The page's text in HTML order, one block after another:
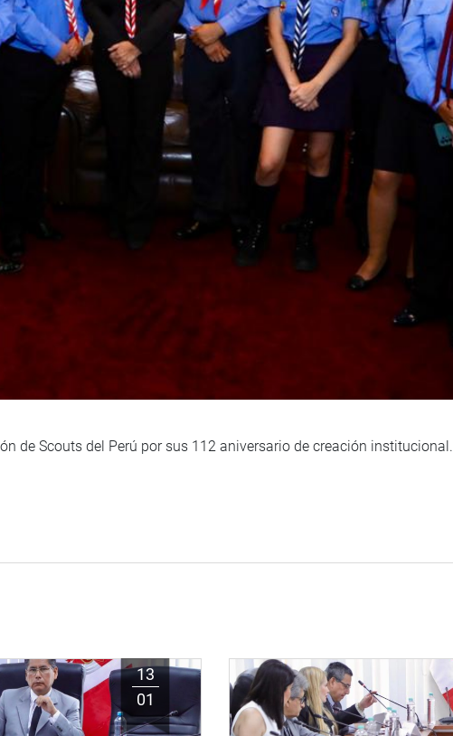
de Scouts del Perú por sus 112 aniversario de creación institucional.
13
01